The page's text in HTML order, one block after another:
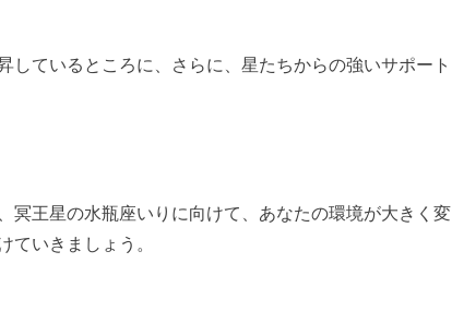
しているところに、さらに、星たちからの強いサポート
冥王星の水瓶座いりに向けて、あなたの環境が大きく変
ていきましょう。